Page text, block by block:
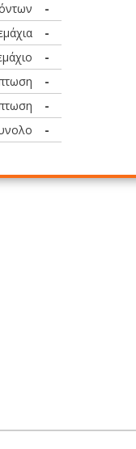
-
-
-
-
-
-